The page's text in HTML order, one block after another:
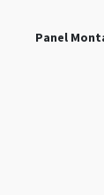
Panel